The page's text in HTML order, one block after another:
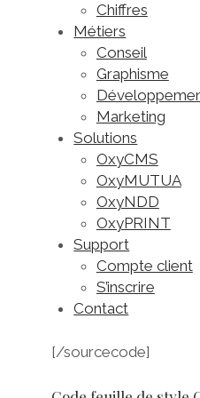
Chiffres
Métiers
Conseil
Graphisme
Marketing
Solutions
OxyCMS
OxyMUTUA
OxyNDD
OxyPRINT
Support
Compte client
S’inscrire
Contact
[/sourcecode]